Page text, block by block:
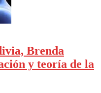
Brenda
y teoría de la